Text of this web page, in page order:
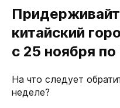
китайский
с 25 ноября
На что следует
неделе?